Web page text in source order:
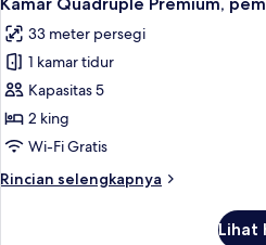
semua
foto
untuk
Kamar
Quadruple
Premium,
gunung
33 meter persegi
1 kamar tidur
Kapasitas 5
2 king
Wi-Fi Gratis
Rincian selengkapnya
Rincian
Lihat